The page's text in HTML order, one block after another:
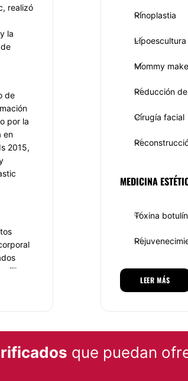
realizó
la
de
por la
en
2015,
o
lipo
Rinoplastia
Lipoescultura
Mommy
Reducción
Cirugía facial
MEDICINA
Toxina
TRATAMIENTOS
LEER MÁS
que puedan